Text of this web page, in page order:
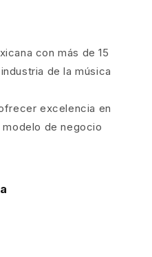
con más de 15
de la música
excelencia en
de negocio